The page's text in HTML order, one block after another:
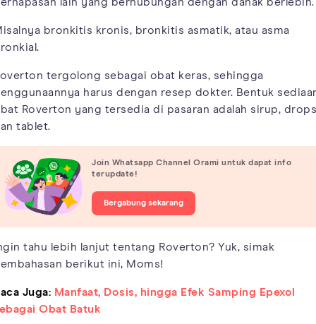
bronkitis kronis, bronkitis asmatik, atau asma
tergolong sebagai obat keras, sehingga
harus dengan resep dokter. Bentuk
Roverton yang tersedia di pasaran adalah sirup,
tablet.
Join Whatsapp Channel Orami untuk dapat info
terupdate!
Bergabung sekarang
tahu lebih lanjut tentang Roverton? Yuk, simak
berikut ini, Moms!
Juga: Manfaat, Dosis, hingga Efek Samping Epexol
Obat Batuk